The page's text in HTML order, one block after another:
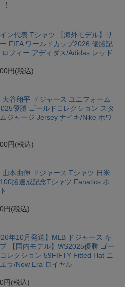
ン代表 Tシャツ 【海外モデル】サ
FIFA ワールドカップ2026 優勝記
ロフィー アディダス/Adidas レッド
円 (税込)
大谷翔平 ドジャース ユニフォーム
優勝 ゴールドコレクション スタ
ジャージ Jersey ナイキ/Nike ホワ
円 (税込)
山本由伸 ドジャース Tシャツ 日米
勝達成記念Tシャツ Fanatics ホ
円 (税込)
年10月発送】MLB ドジャース キ
【国内モデル】WS2025優勝 ゴー
レクション 59FIFTY Fitted Hat ニ
ラ/New Era ロイヤル
円 (税込)